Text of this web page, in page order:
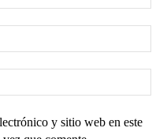
y sitio web en este